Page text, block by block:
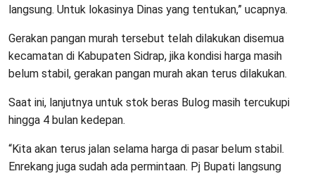
langsung. Untuk lokasinya Dinas yang tentukan,” ucapnya.
Gerakan pangan murah tersebut telah dilakukan disemua
kecamatan di Kabupaten Sidrap, jika kondisi harga masih
belum stabil, gerakan pangan murah akan terus dilakukan.
Saat ini, lanjutnya untuk stok beras Bulog masih tercukupi
hingga 4 bulan kedepan.
“Kita akan terus jalan selama harga di pasar belum stabil.
Enrekang juga sudah ada permintaan. Pj Bupati langsung